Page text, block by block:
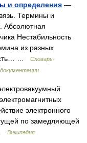
и определения —
Термины и
Абсолютная
Нестабильность
из разных
…
Словарь-
электронного
по замедляющей
Википедия